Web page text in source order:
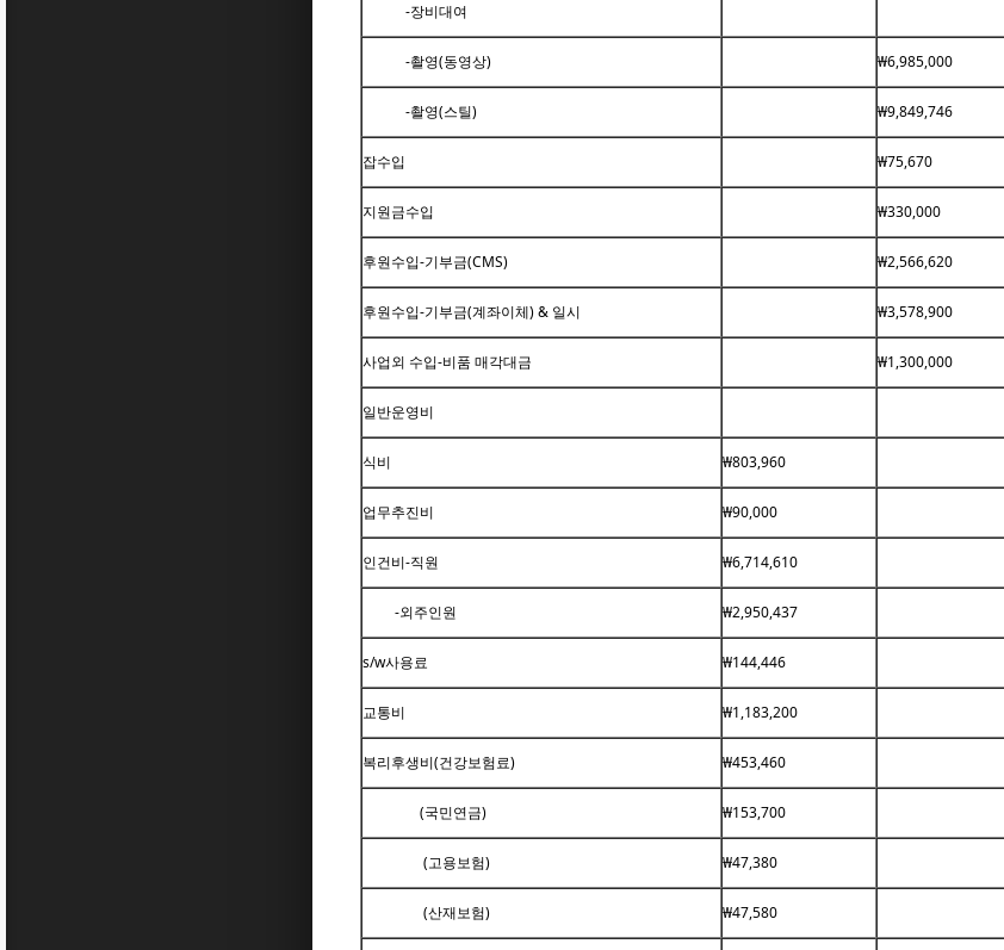
-장비대여
-촬영(동영상) ₩6,985,000
-촬영(스틸) ₩9,849,746
잡수입 ₩75,670
지원금수입 ₩330,000
후원수입-기부금(CMS) ₩2,566,620
후원수입-기부금(계좌이체) & 일시 ₩3,578,900
사업외 수입-비품 매각대금 ₩1,300,000
일반운영비
식비 ₩803,960
업무추진비 ₩90,000
인건비-직원 ₩6,714,610
-외주인원 ₩2,950,437
s/w사용료 ₩144,446
교통비 ₩1,183,200
복리후생비(건강보험료) ₩453,460
(국민연금) ₩153,700
(고용보험) ₩47,380
(산재보험) ₩47,580